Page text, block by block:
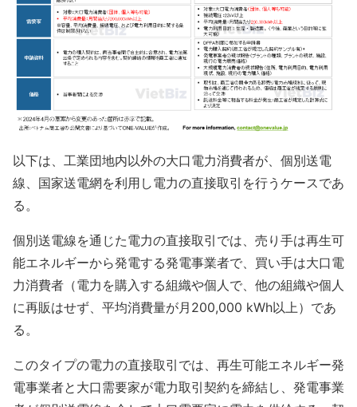
以下は、工業団地内以外の大口電力消費者が、個別送電
線、国家送電網を利用し電力の直接取引を行うケースであ
る。
個別送電線を通じた電力の直接取引では、売り手は再生可
能エネルギーから発電する発電事業者で、買い手は大口電
力消費者（電力を購入する組織や個人で、他の組織や個人
に再販はせず、平均消費量が月200,000 kWh以上）であ
る。
このタイプの電力の直接取引では、再生可能エネルギー発
電事業者と大口需要家が電力取引契約を締結し、発電事業